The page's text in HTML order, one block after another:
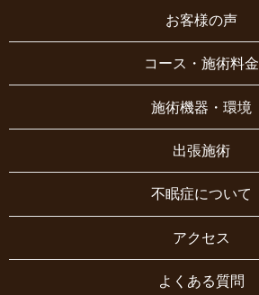
お客様の声
コース・施術料金
施術機器・環境
出張施術
不眠症について
アクセス
よくある質問